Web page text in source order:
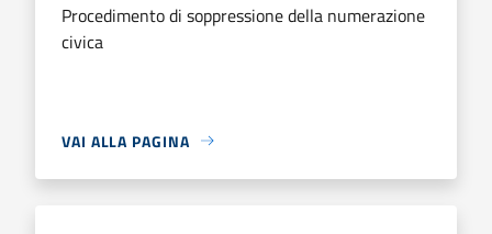
Procedimento di soppressione della numerazione
civica
VAI ALLA PAGINA